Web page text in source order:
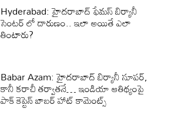
Hyderabad: హైదరాబాద్ ఫేమస్ బిర్యానీ
సెంటర్ లో దారుణం.. ఇలా అయితే ఎలా
తింటారు?
Babar Azam: హైదరాబాద్ బిర్యానీ సూపర్,
కానీ కరాచీ తర్వాతనే… ఇండియా ఆతిథ్యంపై
పాక్ కెప్టెన్ బాబర్ హాట్ కామెంట్స్